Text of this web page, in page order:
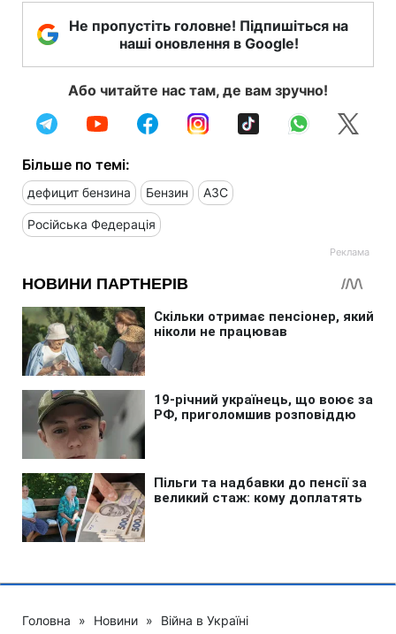
Не пропустіть головне! Підпишіться на
наші оновлення в Google!
Або читайте нас там, де вам зручно!
Більше по темі:
дефицит бензина Бензин АЗС
Російська Федерація
Головна » Новини » Війна в Україні